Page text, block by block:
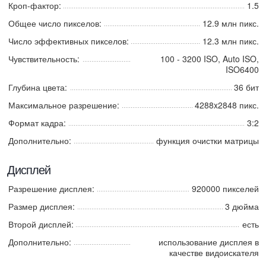
Кроп-фактор:
1.5
Общее число пикселов:
12.9 млн пикс.
Число эффективных пикселов:
12.3 млн пикс.
Чувствительность:
100 - 3200 ISO, Auto ISO,
ISO6400
Глубина цвета:
36 бит
Максимальное разрешение:
4288x2848 пикс.
Формат кадра:
3:2
Дополнительно:
функция очистки матрицы
Дисплей
Разрешение дисплея:
920000 пикселей
Размер дисплея:
3 дюйма
Второй дисплей:
есть
Дополнительно:
использование дисплея в
качестве видоискателя